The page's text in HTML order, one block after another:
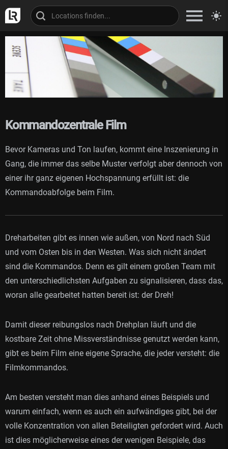
Kommandozentrale Film
Bevor Kameras und Ton laufen, kommt eine Inszenierung in
Gang, die immer das selbe Muster verfolgt aber dennoch von
einer ihr ganz eigenen Hochspannung erfüllt ist: die
Kommandoabfolge beim Film.
Dreharbeiten gibt es innen wie außen, von Nord nach Süd
und vom Osten bis in den Westen. Was sich nicht ändert
sind die Kommandos. Denn es gilt einem großen Team mit
den unterschiedlichsten Aufgaben zu signalisieren, dass das,
woran alle gearbeitet hatten bereit ist: der Dreh!
Damit dieser reibungslos nach Drehplan läuft und die
kostbare Zeit ohne Missverständnisse genutzt werden kann,
gibt es beim Film eine eigene Sprache, die jeder versteht: die
Filmkommandos.
Am besten versteht man dies anhand eines Beispiels und
warum einfach, wenn es auch ein aufwändiges gibt, bei der
volle Konzentration von allen Beteiligten gefordert wird. Auch
ist dies möglicherweise eines der wenigen Beispiele, das